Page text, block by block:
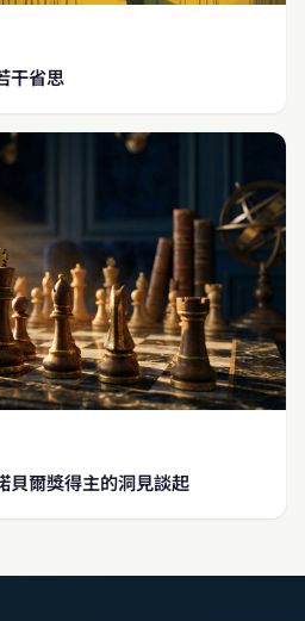
干省思
貝爾獎得主的洞見談起